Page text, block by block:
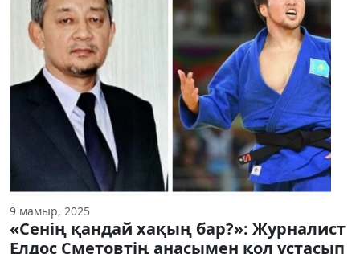
9 мамыр, 2025
«Сенің қандай хақың бар?»: Журналист
Елдос Сметовтің анасымен қол ұстасып